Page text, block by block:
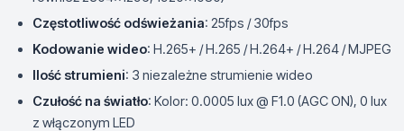
Częstotliwość odświeżania: 25fps / 30fps
Kodowanie wideo: H.265+ / H.265 / H.264+ / H.264 / MJPEG
Ilość strumieni: 3 niezależne strumienie wideo
Czułość na światło: Kolor: 0.0005 lux @ F1.0 (AGC ON), 0 lux
z włączonym LED